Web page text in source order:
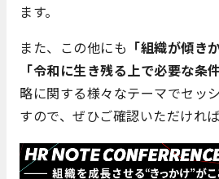
ます。
また、この他にも 「組織が傾き
「令和に生き残る上で必要な条
略に関する様々なテーマでセッ
すので、ぜひご確認いただけれ